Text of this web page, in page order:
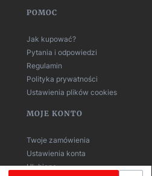
POMOC
Jak kupować?
Pytania i odpowiedzi
Regulamin
Polityka prywatności
Ustawienia plików cookies
MOJE KONTO
Twoje zamówienia
Ustawienia konta
Ulubione